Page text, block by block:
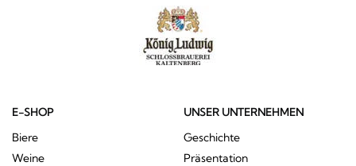
E-SHOP
Biere
Weine
UNSER UNTERNEHMEN
Geschichte
Präsentation